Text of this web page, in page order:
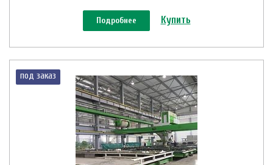
Подробнее Купить
под заказ